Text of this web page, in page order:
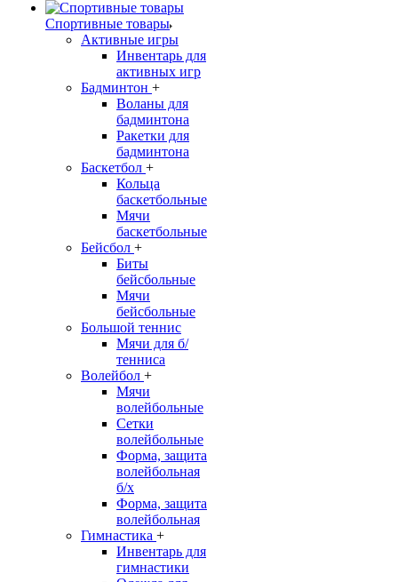
Спортивные товары
Активные игры
Инвентарь для
активных игр
Бадминтон +
Воланы для
бадминтона
Ракетки для
бадминтона
Баскетбол +
Кольца
баскетбольные
Мячи
баскетбольные
Бейсбол +
Биты
бейсбольные
Мячи
бейсбольные
Большой теннис
Мячи для б/
тенниса
Волейбол +
Мячи
волейбольные
Сетки
волейбольные
Форма, защита
волейбольная
б/х
Форма, защита
волейбольная
Гимнастика +
Инвентарь для
гимнастики